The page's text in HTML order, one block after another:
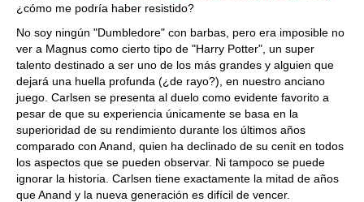
¿cómo me podría haber resistido?
No soy ningún "Dumbledore" con barbas, pero era imposible no
ver a Magnus como cierto tipo de "Harry Potter", un super
talento destinado a ser uno de los más grandes y alguien que
dejará una huella profunda (¿de rayo?), en nuestro anciano
juego. Carlsen se presenta al duelo como evidente favorito a
pesar de que su experiencia únicamente se basa en la
superioridad de su rendimiento durante los últimos años
comparado con Anand, quien ha declinado de su cenit en todos
los aspectos que se pueden observar. Ni tampoco se puede
ignorar la historia. Carlsen tiene exactamente la mitad de años
que Anand y la nueva generación es difícil de vencer.